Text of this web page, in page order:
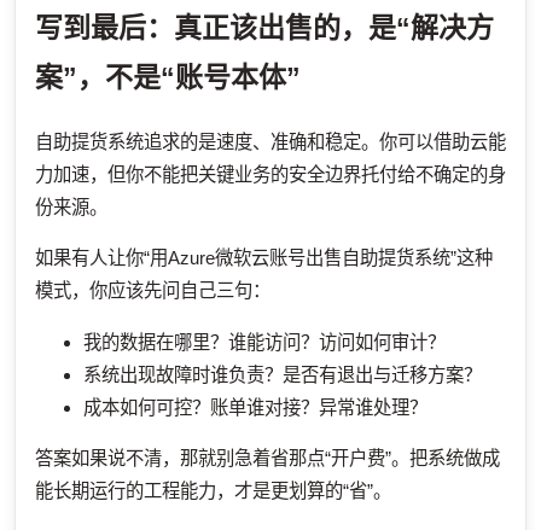
写到最后：真正该出售的，是“解决方
案”，不是“账号本体”
自助提货系统追求的是速度、准确和稳定。你可以借助云能
力加速，但你不能把关键业务的安全边界托付给不确定的身
份来源。
如果有人让你“用Azure微软云账号出售自助提货系统”这种
模式，你应该先问自己三句：
我的数据在哪里？谁能访问？访问如何审计？
系统出现故障时谁负责？是否有退出与迁移方案？
成本如何可控？账单谁对接？异常谁处理？
答案如果说不清，那就别急着省那点“开户费”。把系统做成
能长期运行的工程能力，才是更划算的“省”。